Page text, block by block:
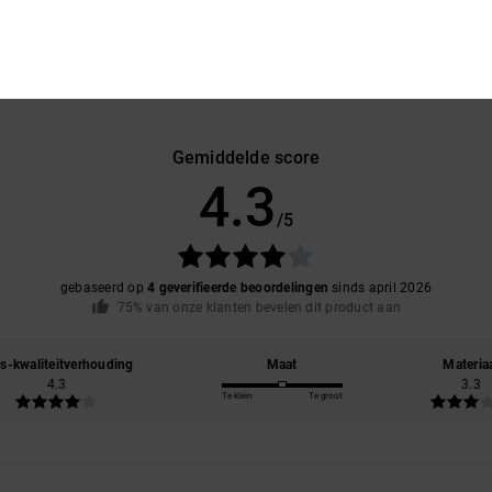
Gemiddelde score
4.3/5
gebaseerd op4 geverifieerde beoordelingen sinds april 2026
75% van onze klanten bevelen dit product aan
kwaliteitverhouding
4.3
Maat
Te klein Te groot
3.3